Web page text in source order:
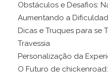
Obstáculos e Desafios:
Aumentando a
Dicas e Truques para se
Travessia
Personalização da
O Futuro de